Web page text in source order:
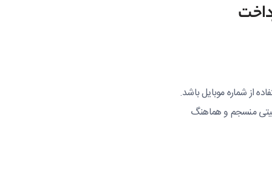
از شماره موبایل باشد.
منسجم و هماهنگ